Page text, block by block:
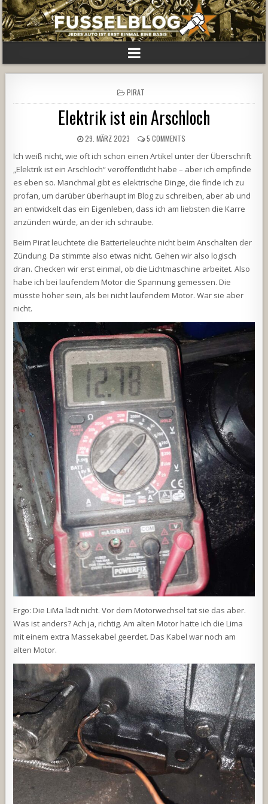
POSTED
IN
PIRAT
Elektrik ist ein Arschloch
29. MÄRZ 2023 5 COMMENTS
Ich weiß nicht, wie oft ich schon einen Artikel unter der Überschrift
„Elektrik ist ein Arschloch“ veröffentlicht habe – aber ich empfinde
es eben so. Manchmal gibt es elektrische Dinge, die finde ich zu
profan, um darüber überhaupt im Blog zu schreiben, aber ab und
an entwickelt das ein Eigenleben, dass ich am liebsten die Karre
anzünden würde, an der ich schraube.
Beim Pirat leuchtete die Batterieleuchte nicht beim Anschalten der
Zündung. Da stimmte also etwas nicht. Gehen wir also logisch
dran. Checken wir erst einmal, ob die Lichtmaschine arbeitet. Also
habe ich bei laufendem Motor die Spannung gemessen. Die
müsste höher sein, als bei nicht laufendem Motor. War sie aber
nicht.
Ergo: Die LiMa lädt nicht. Vor dem Motorwechsel tat sie das aber.
Was ist anders? Ach ja, richtig. Am alten Motor hatte ich die Lima
mit einem extra Massekabel geerdet. Das Kabel war noch am
alten Motor.